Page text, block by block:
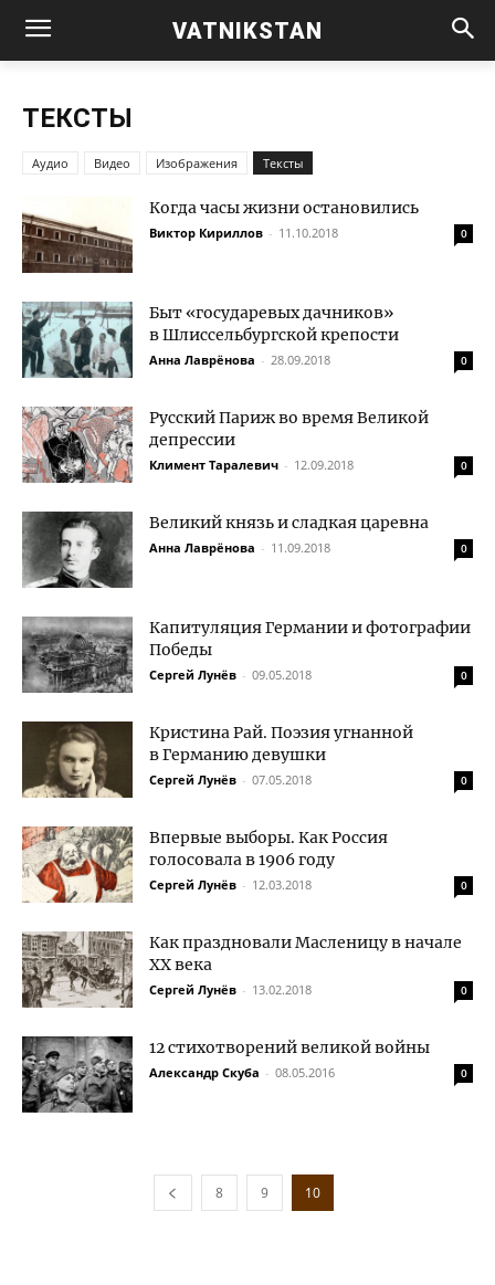
VATNIKSTAN
ТЕКСТЫ
Аудио Видео Изображения Тексты
Когда часы жизни остановились
Виктор Кириллов - 11.10.2018 0
Быт «государевых дачников»
в Шлиссельбургской крепости
Анна Лаврёнова - 28.09.2018 0
Русский Париж во время Великой
депрессии
Климент Таралевич - 12.09.2018 0
Великий князь и сладкая царевна
Анна Лаврёнова - 11.09.2018 0
Капитуляция Германии и фотографии
Победы
Сергей Лунёв - 09.05.2018 0
Кристина Рай. Поэзия угнанной
в Германию девушки
Сергей Лунёв - 07.05.2018 0
Впервые выборы. Как Россия
голосовала в 1906 году
Сергей Лунёв - 12.03.2018 0
Как праздновали Масленицу в начале
XX века
Сергей Лунёв - 13.02.2018 0
12 стихотворений великой войны
Александр Скуба - 08.05.2016 0
8 9 10